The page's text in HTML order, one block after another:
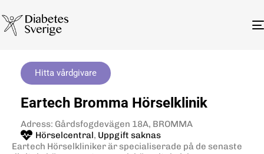
Hitta vårdgivare
Eartech Bromma Hörselklinik
Adress: Gårdsfogdevägen 18A, BROMMA
Hörselcentral, Uppgift saknas
Eartech Hörselkliniker är specialiserade på de senaste